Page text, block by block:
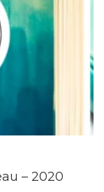
– 2020